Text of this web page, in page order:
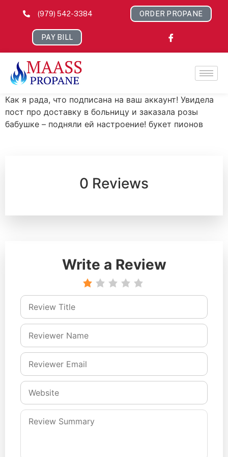
(979) 542-3384 ORDER PROPANE
PAY BILL
Как я рада, что подписана на ваш аккаунт! Увидела
пост про доставку в больницу и заказала розы
бабушке – подняли ей настроение! букет пионов
0 Reviews
Write a Review